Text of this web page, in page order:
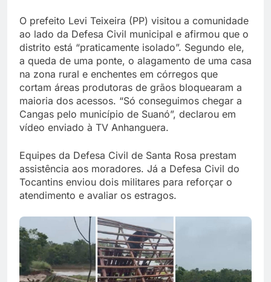
O prefeito Levi Teixeira (PP) visitou a comunidade
ao lado da Defesa Civil municipal e afirmou que o
distrito está “praticamente isolado”. Segundo ele,
a queda de uma ponte, o alagamento de uma casa
na zona rural e enchentes em córregos que
cortam áreas produtoras de grãos bloquearam a
maioria dos acessos. “Só conseguimos chegar a
Cangas pelo município de Suanó”, declarou em
vídeo enviado à TV Anhanguera.
Equipes da Defesa Civil de Santa Rosa prestam
assistência aos moradores. Já a Defesa Civil do
Tocantins enviou dois militares para reforçar o
atendimento e avaliar os estragos.